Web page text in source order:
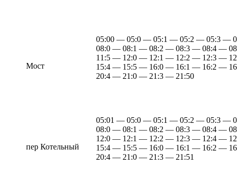
Мост
05:00 — 05:0 — 05:1 — 05:2 — 05:3 —
08:0 — 08:1 — 08:2 — 08:3 — 08:4 —
11:5 — 12:0 — 12:1 — 12:2 — 12:3 —
15:4 — 15:5 — 16:0 — 16:1 — 16:2 —
20:4 — 21:0 — 21:3 — 21:50
пер Котельный
05:01 — 05:0 — 05:1 — 05:2 — 05:3 —
08:0 — 08:1 — 08:2 — 08:3 — 08:4 —
12:0 — 12:1 — 12:2 — 12:3 — 12:4 —
15:4 — 15:5 — 16:0 — 16:1 — 16:2 —
20:4 — 21:0 — 21:3 — 21:51